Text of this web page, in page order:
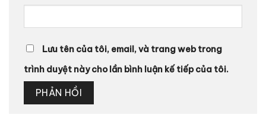
Lưu tên của tôi, email, và trang web trong
trình duyệt này cho lần bình luận kế tiếp của tôi.